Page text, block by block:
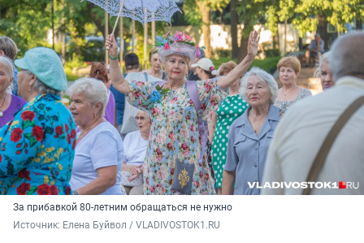
За прибавкой 80-летним обращаться не нужно
Источник: Елена Буйвол / VLADIVOSTOK1.RU